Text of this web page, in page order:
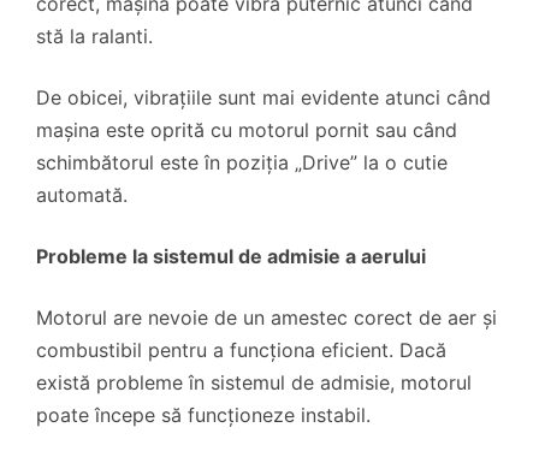
stă la ralanti.
De obicei, vibrațiile sunt mai evidente atunci când
mașina este oprită cu motorul pornit sau când
schimbătorul este în poziția „Drive” la o cutie
automată.
Probleme la sistemul de admisie a aerului
Motorul are nevoie de un amestec corect de aer și
combustibil pentru a funcționa eficient. Dacă
există probleme în sistemul de admisie, motorul
poate începe să funcționeze instabil.